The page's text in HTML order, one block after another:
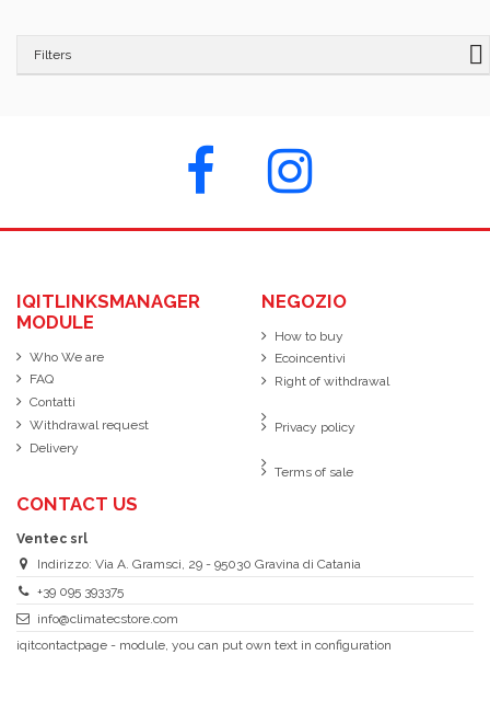
Filters
IQITLINKSMANAGER
MODULE
Who We are
FAQ
Contatti
Withdrawal request
Delivery
NEGOZIO
How to buy
Ecoincentivi
Right of withdrawal
Privacy policy
Terms of sale
CONTACT US
Ventec srl
Indirizzo: Via A. Gramsci, 29 - 95030 Gravina di Catania
+39 095 393375
info@climatecstore.com
iqitcontactpage - module, you can put own text in configuration